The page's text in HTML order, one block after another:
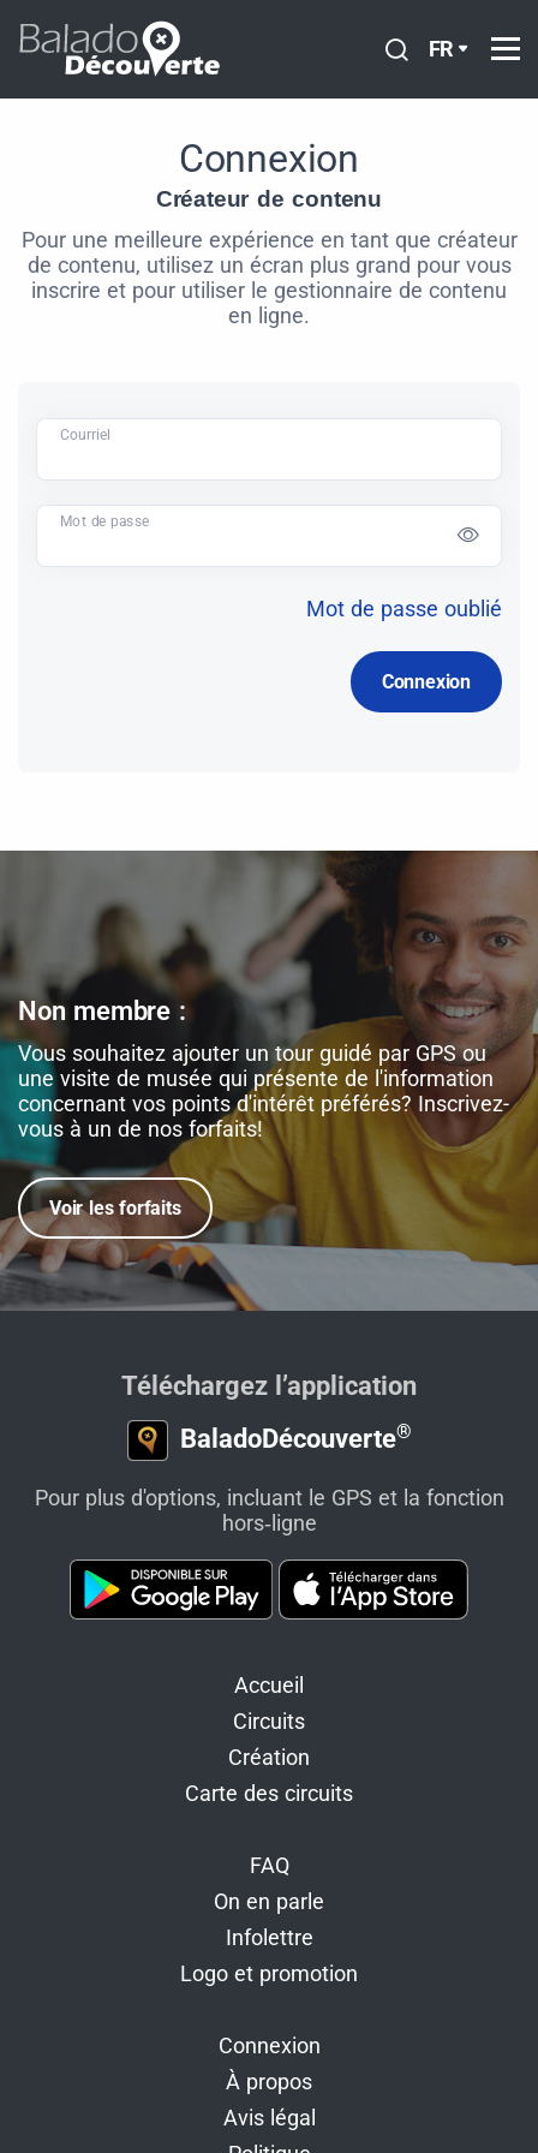
FR
Connexion
Créateur de contenu
Pour une meilleure expérience en tant que créateur
de contenu, utilisez un écran plus grand pour vous
inscrire et pour utiliser le gestionnaire de contenu
en ligne.
Courriel
Mot de passe
Mot de passe oublié
Non membre :
Vous souhaitez ajouter un tour guidé par GPS ou
une visite de musée qui présente de l'information
concernant vos points d'intérêt préférés? Inscrivez-
vous à un de nos forfaits!
Voir les forfaits
Téléchargez l’application
BaladoDécouverte®
Pour plus d'options, incluant le GPS et la fonction
hors‑ligne
Accueil
Circuits
Création
Carte des circuits
FAQ
On en parle
Infolettre
Logo et promotion
Connexion
À propos
Avis légal